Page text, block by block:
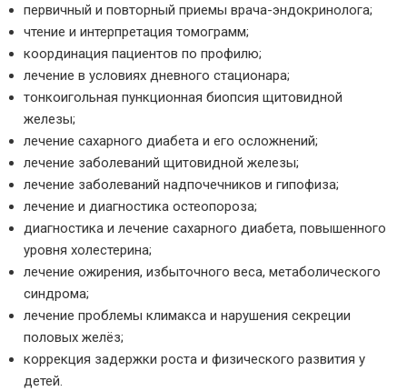
первичный и повторный приемы врача-эндокринолога;
чтение и интерпретация томограмм;
координация пациентов по профилю;
лечение в условиях дневного стационара;
тонкоигольная пункционная биопсия щитовидной
железы;
лечение сахарного диабета и его осложнений;
лечение заболеваний щитовидной железы;
лечение заболеваний надпочечников и гипофиза;
лечение и диагностика остеопороза;
диагностика и лечение сахарного диабета, повышенного
уровня холестерина;
лечение ожирения, избыточного веса, метаболического
синдрома;
лечение проблемы климакса и нарушения секреции
половых желёз;
коррекция задержки роста и физического развития у
детей.